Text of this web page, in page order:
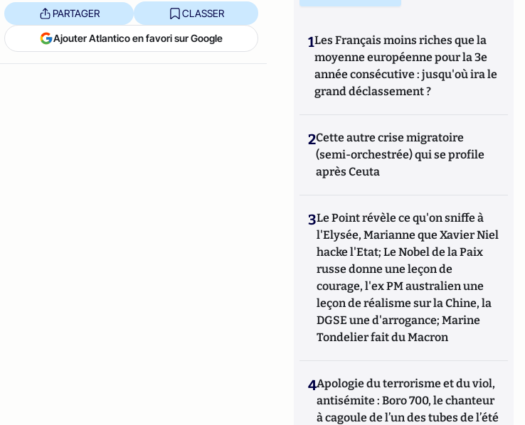
PARTAGER CLASSER
Ajouter Atlantico en favori sur Google 1Les Français moins riches que la
moyenne européenne pour la 3e
année consécutive : jusqu'où ira le
grand déclassement ?
2Cette autre crise migratoire
(semi-orchestrée) qui se profile
après Ceuta
3Le Point révèle ce qu'on sniffe à
l'Elysée, Marianne que Xavier Niel
hacke l'Etat; Le Nobel de la Paix
russe donne une leçon de
courage, l'ex PM australien une
leçon de réalisme sur la Chine, la
DGSE une d'arrogance; Marine
Tondelier fait du Macron
4Apologie du terrorisme et du viol,
antisémite : Boro 700, le chanteur
à cagoule de l’un des tubes de l’été